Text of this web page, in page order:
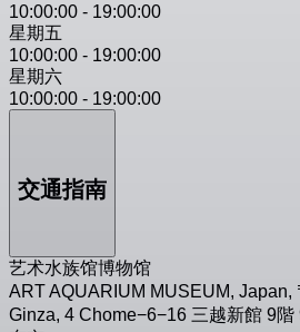
10:00:00 - 19:00:00
星期五
10:00:00 - 19:00:00
星期六
10:00:00 - 19:00:00
交通指南
艺术水族馆博物馆
ART AQUARIUM MUSEUM, Japan,
Ginza, 4 Chome−6−16 三越新館 9